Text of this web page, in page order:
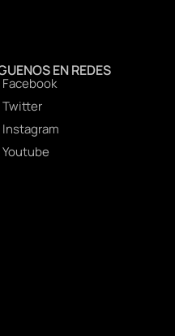
EN REDES
Facebook
Twitter
Instagram
Youtube